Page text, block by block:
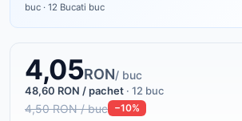
buc · 12 Bucati buc
4,05RON/ buc
48,60 RON / pachet · 12 buc
4,50 RON / buc −10%